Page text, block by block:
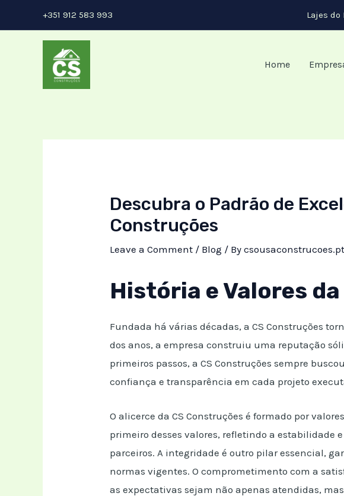
to
+351 912 583 993 Lajes do
Home
Descubra o Padrão de
Construções
Leave a Comment / Blog / Bycsousaconstrucoes.pt
História e Valores
Fundada há várias décadas, a CS Construções
dos anos, a empresa construiu uma reputação
primeiros passos, a CS Construções sempre
confiança e transparência em cada projeto
O alicerce da CS Construções é formado por
primeiro desses valores, refletindo a estabilidade
parceiros. A integridade é outro pilar essencial,
normas vigentes. O comprometimento com a
as expectativas sejam não apenas atendidas,
navigation